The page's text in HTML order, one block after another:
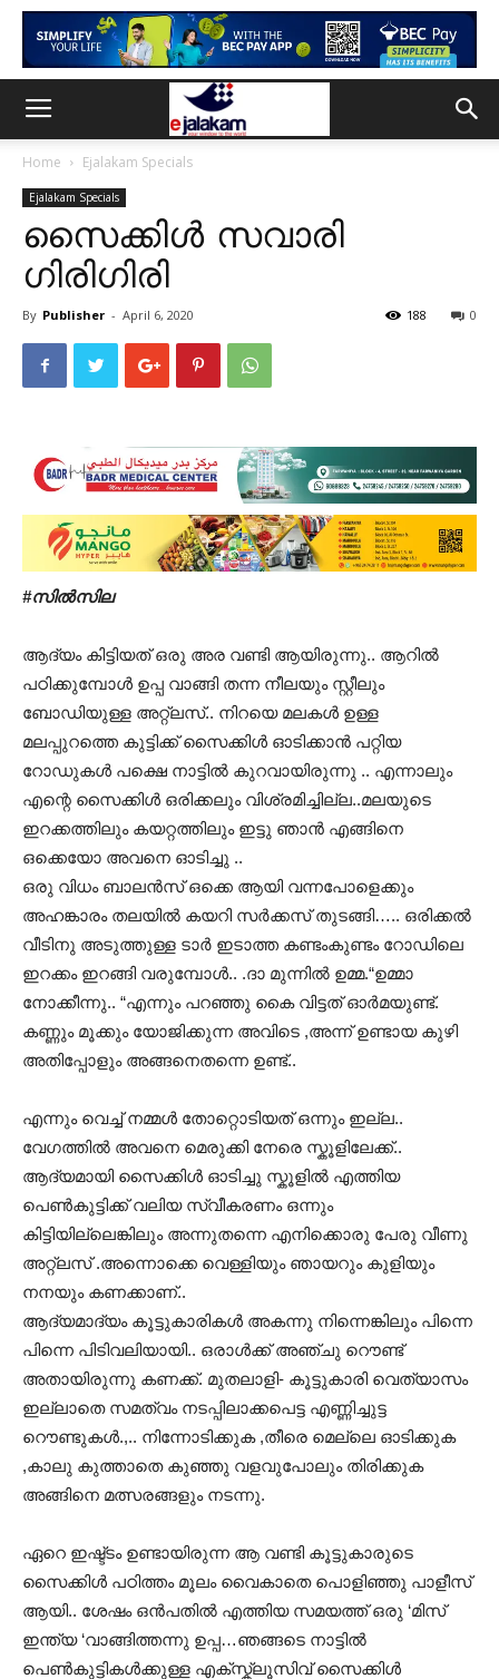
Home Ejalakam Specials
Ejalakam Specials
സൈക്കിള്‍ സവാരി
ഗിരിഗിരി
By Publisher - April 6, 2020 0
188
#സില്‍സില
ആദ്യം കിട്ടിയത് ഒരു അര വണ്ടി ആയിരുന്നു.. ആറില്‍
പഠിക്കുമ്പോള്‍ ഉപ്പ വാങ്ങി തന്ന നീലയും സ്റ്റീലും
ബോഡിയുള്ള അറ്റ്ലസ്.. നിറയെ മലകള്‍ ഉള്ള
മലപ്പുറത്തെ കുട്ടിക്ക് സൈക്കിള്‍ ഓടിക്കാന്‍ പറ്റിയ
റോഡുകള്‍ പക്ഷെ നാട്ടില്‍ കുറവായിരുന്നു .. എന്നാലും
എന്റെ സൈക്കിള്‍ ഒരിക്കലും വിശ്രമിച്ചില്ല..മലയുടെ
ഇറക്കത്തിലും കയറ്റത്തിലും ഇട്ടു ഞാന്‍ എങ്ങിനെ
ഒക്കെയോ അവനെ ഓടിച്ചു ..
ഒരു വിധം ബാലന്‍സ് ഒക്കെ ആയി വന്നപോളെക്കും
അഹങ്കാരം തലയില്‍ കയറി സര്‍ക്കസ് തുടങ്ങി….. ഒരിക്കല്‍
വീടിനു അടുത്തുള്ള ടാര്‍ ഇടാത്ത കണ്ടംകുണ്ടം റോഡിലെ
ഇറക്കം ഇറങ്ങി വരുമ്പോള്‍.. .ദാ മുന്നില്‍ ഉമ്മ.“ഉമ്മാ
നോക്കീന്നു.. “എന്നും പറഞ്ഞു കൈ വിട്ടത് ഓര്‍മയുണ്ട്.
കണ്ണും മൂക്കും യോജിക്കുന്ന അവിടെ ,അന്ന് ഉണ്ടായ കുഴി
അതിപ്പോളും അങ്ങനെതന്നെ ഉണ്ട്..
എന്നും വെച്ച് നമ്മള്‍ തോറ്റൊടിയത് ഒന്നും ഇല്ല..
വേഗത്തില്‍ അവനെ മെരുക്കി നേരെ സ്കൂളിലേക്ക്..
ആദ്യമായി സൈക്കിള്‍ ഓടിച്ചു സ്കൂളില്‍ എത്തിയ
പെണ്‍കുട്ടിക്ക് വലിയ സ്വീകരണം ഒന്നും
കിട്ടിയില്ലെങ്കിലും അന്നുതന്നെ എനിക്കൊരു പേരു വീണു
അറ്റ്ലസ് .അന്നൊക്കെ വെള്ളിയും ഞായറും കുളിയും
നനയും കണക്കാണ്..
ആദ്യമാദ്യം കൂട്ടുകാരികള്‍ അകന്നു നിന്നെങ്കിലും പിന്നെ
പിന്നെ പിടിവലിയായി.. ഒരാള്‍ക്ക്‌ അഞ്ചു റൌണ്ട്
അതായിരുന്നു കണക്ക്. മുതലാളി- കൂട്ടുകാരി വെത്യാസം
ഇല്ലാതെ സമത്വം നടപ്പിലാക്കപെട്ട എണ്ണിച്ചുട്ട
റൌണ്ടുകള്‍.,.. നിന്നോടിക്കുക ,തീരെ മെല്ലെ ഓടിക്കുക
,കാലു കുത്താതെ കുഞ്ഞു വളവുപോലും തിരിക്കുക
അങ്ങിനെ മത്സരങ്ങളും നടന്നു.
ഏറെ ഇഷ്ട്ടം ഉണ്ടായിരുന്ന ആ വണ്ടി കൂട്ടുകാരുടെ
സൈക്കിള്‍ പഠിത്തം മൂലം വൈകാതെ പൊളിഞ്ഞു പാളീസ്
ആയി.. ശേഷം ഒന്‍പതില്‍ എത്തിയ സമയത്ത് ഒരു ‘മിസ്‌
ഇന്ത്യ ‘വാങ്ങിത്തന്നു ഉപ്പ…ഞങ്ങടെ നാട്ടില്‍
പെണ്‍കുട്ടികള്‍ക്കുള്ള എക്സ്ക്ലൂസിവ് സൈക്കിള്‍